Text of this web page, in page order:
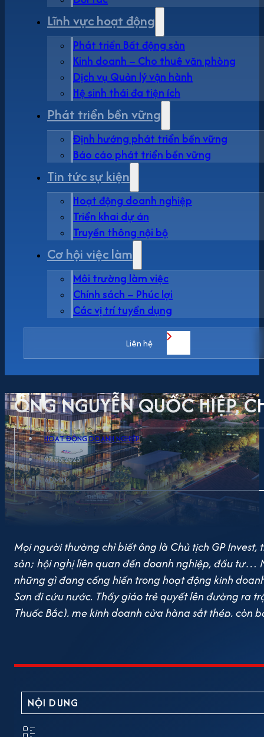
Lĩnh vực hoạt động
Phát triển Bất động sản
Kinh doanh – Cho thuê văn phòng
Dịch vụ Quản lý vận hành
Hệ sinh thái đa tiện ích
Phát triển bền vững
Định hướng phát triển bền vững
Báo cáo phát triển bền vững
Tin tức sự kiện
Hoạt động doanh nghiệp
Triển khai dự án
Truyền thông nội bộ
Cơ hội việc làm
Môi trường làm việc
Chính sách – Phúc lợi
Các vị trí tuyển dụng
Liên hệ
ÔNG NGUYỄN QUỐC HIỆP,
HOẠT ĐỘNG DOANH NGHIỆP
07.05.2025
ADMIN
Mọi người thường chỉ biết ông là Chủ tịch GP
sản; hội nghị liên quan đến doanh nghiệp, đầu tư…
những gì đang cống hiến trong hoạt động kinh
Sơn đi cứu nước. Thầy giáo trẻ quyết lên đường ra
Thuốc Bắc), mẹ kinh doanh cửa hàng sắt thép, còn
thắng Điện Biên Phủ chấn động địa cầu, hòa bình
những học sinh giỏi nhất trường về các môn tự
học sinh giỏi môn Vật lý của Hà Nội. Đồng thời,
thao. Sau khi tốt nghiệp cao đẳng sư phạm, ông
NỘI DUNG